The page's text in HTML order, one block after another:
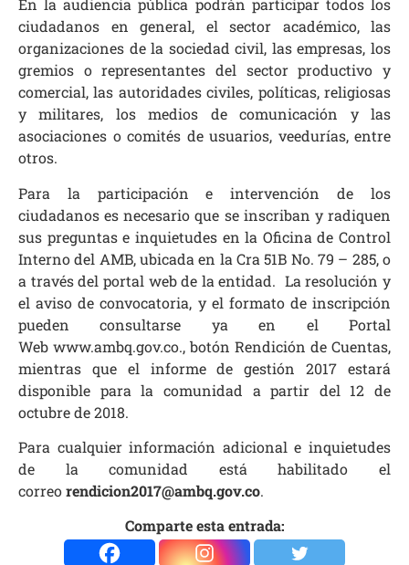
En la audiencia pública podrán participar todos los
ciudadanos en general, el sector académico, las
organizaciones de la sociedad civil, las empresas, los
gremios o representantes del sector productivo y
comercial, las autoridades civiles, políticas, religiosas
y militares, los medios de comunicación y las
asociaciones o comités de usuarios, veedurías, entre
otros.
Para la participación e intervención de los
ciudadanos es necesario que se inscriban y radiquen
sus preguntas e inquietudes en la Oficina de Control
Interno del AMB, ubicada en la Cra 51B No. 79 – 285, o
a través del portal web de la entidad. La resolución y
el aviso de convocatoria, y el formato de inscripción
pueden consultarse ya en el Portal
Web www.ambq.gov.co., botón Rendición de Cuentas,
mientras que el informe de gestión 2017 estará
disponible para la comunidad a partir del 12 de
octubre de 2018.
Para cualquier información adicional e inquietudes
de la comunidad está habilitado el
correorendicion2017@ambq.gov.co.
Comparte esta entrada: